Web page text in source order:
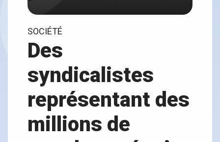
SOCIÉTÉ
Des
syndicalistes
représentant des
millions de